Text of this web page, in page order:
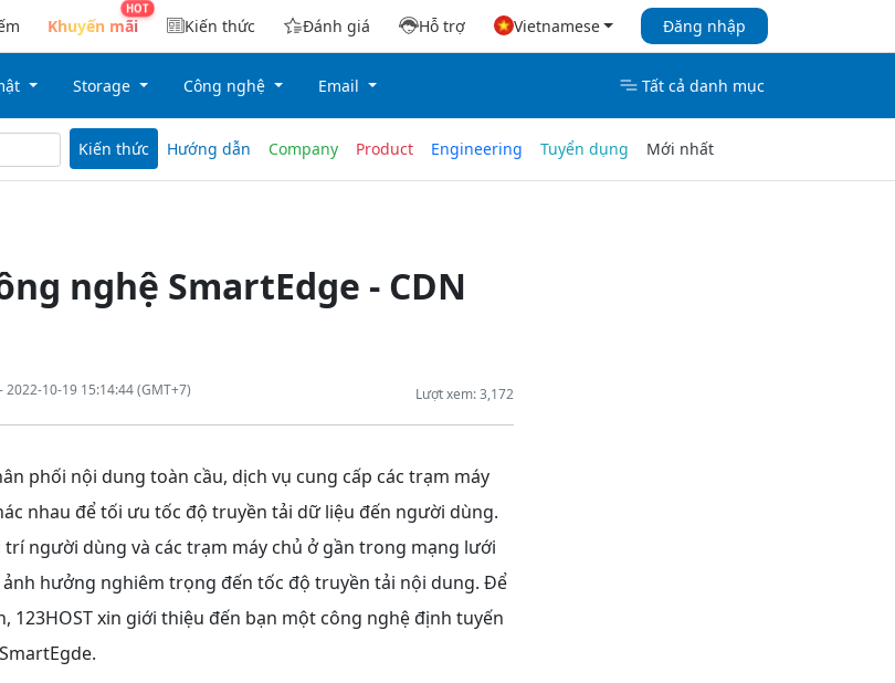
Khuyến mãi Kiến thức Đánh giá Hỗ trợ Vietnamese Đăng nhập
Storage Công nghệ Email Tất cả danh mục
Kiến thức Hướng dẫn Company Product Engineering Tuyển dụng Mới nhất
nghệ SmartEdge - CDN
Lượt xem: 3,172
2022-10-19 15:14:44 (GMT+7)
phối nội dung toàn cầu, dịch vụ cung cấp các trạm máy
nhau để tối ưu tốc độ truyền tải dữ liệu đến người dùng.
trí người dùng và các trạm máy chủ ở gần trong mạng lưới
hưởng nghiêm trọng đến tốc độ truyền tải nội dung. Để
123HOST xin giới thiệu đến bạn một công nghệ định tuyến